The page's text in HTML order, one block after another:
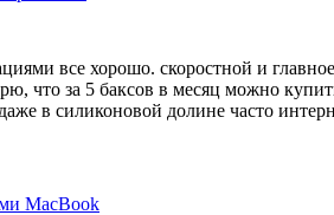
все хорошо. скоростной и
что за 5 баксов в месяц можно
даже в силиконовой долине часто
MacBook